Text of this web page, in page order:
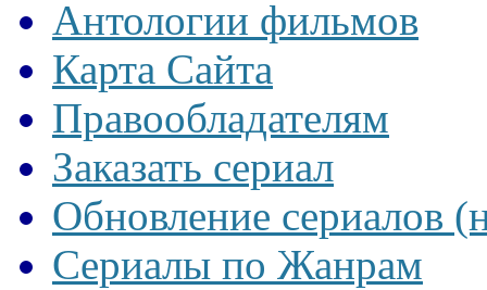
Антологии фильмов
Карта Сайта
Правообладателям
Заказать сериал
Обновление сериалов
Сериалы по Жанрам